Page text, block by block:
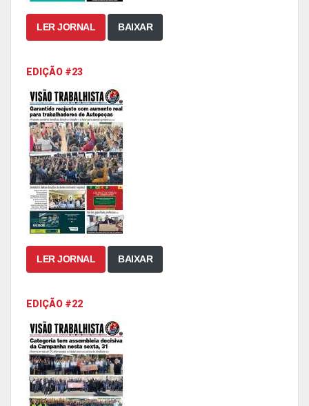
LER JORNAL BAIXAR
EDIÇÃO #23
LER JORNAL BAIXAR
EDIÇÃO #22